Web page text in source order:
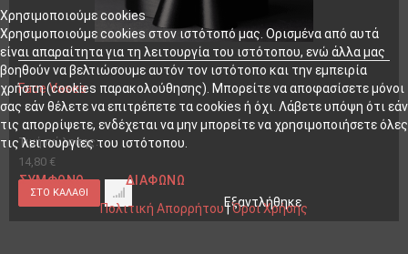
Face Vases
Τιμή πώλησης:
14,80 €
Εξαντλήθηκε
Χρησιμοποιούμε cookies
Χρησιμοποιούμε cookies στον ιστότοπό μας. Ορισμένα από αυτά
είναι απαραίτητα για τη λειτουργία του ιστότοπου, ενώ άλλα μας
βοηθούν να βελτιώσουμε αυτόν τον ιστότοπο και την εμπειρία
χρήστη (cookies παρακολούθησης). Μπορείτε να αποφασίσετε μόνοι
σας εάν θέλετε να επιτρέπετε τα cookies ή όχι. Λάβετε υπόψη ότι εάν
τις απορρίψετε, ενδέχεται να μην μπορείτε να χρησιμοποιήσετε όλες
τις λειτουργίες του ιστότοπου.
ΣΥΜΦΩΝΏ
ΔΙΑΦΩΝΏ
Πολιτική Απορρήτου|Όροι Χρήσης